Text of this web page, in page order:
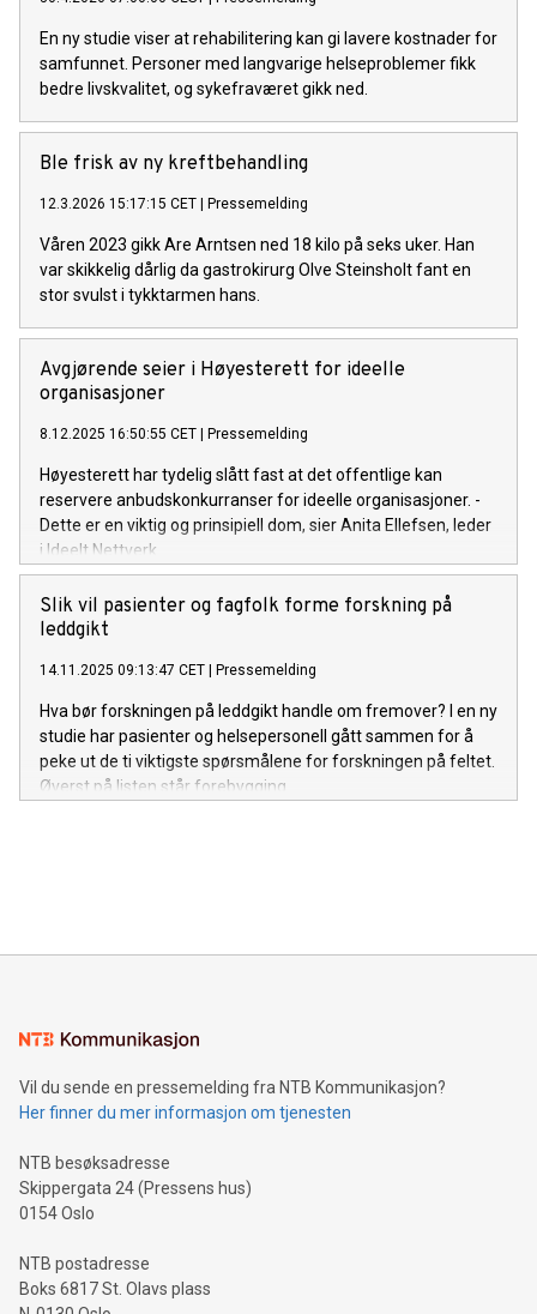
En ny studie viser at rehabilitering kan gi lavere kostnader for
samfunnet. Personer med langvarige helseproblemer fikk
bedre livskvalitet, og sykefraværet gikk ned.
Ble frisk av ny kreftbehandling
12.3.2026 15:17:15 CET | Pressemelding
Våren 2023 gikk Are Arntsen ned 18 kilo på seks uker. Han
var skikkelig dårlig da gastrokirurg Olve Steinsholt fant en
stor svulst i tykktarmen hans.
Avgjørende seier i Høyesterett for ideelle
organisasjoner
8.12.2025 16:50:55 CET | Pressemelding
Høyesterett har tydelig slått fast at det offentlige kan
reservere anbudskonkurranser for ideelle organisasjoner. -
Dette er en viktig og prinsipiell dom, sier Anita Ellefsen, leder
i Ideelt Nettverk.
Slik vil pasienter og fagfolk forme forskning på
leddgikt
14.11.2025 09:13:47 CET | Pressemelding
Hva bør forskningen på leddgikt handle om fremover? I en ny
studie har pasienter og helsepersonell gått sammen for å
peke ut de ti viktigste spørsmålene for forskningen på feltet.
Øverst på listen står forebygging.
Vil du sende en pressemelding fra NTB Kommunikasjon?
Her finner du mer informasjon om tjenesten
NTB besøksadresse
Skippergata 24 (Pressens hus)
0154 Oslo
NTB postadresse
Boks 6817 St. Olavs plass